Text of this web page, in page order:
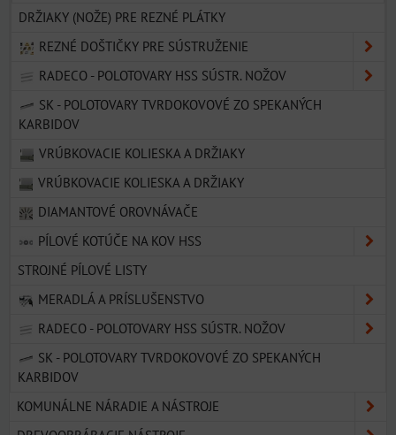
DRŽIAKY (NOŽE) PRE REZNÉ PLÁTKY
REZNÉ DOŠTIČKY PRE SÚSTRUŽENIE
RADECO - POLOTOVARY HSS SÚSTR. NOŽOV
SK - POLOTOVARY TVRDOKOVOVÉ ZO SPEKANÝCH
KARBIDOV
VRÚBKOVACIE KOLIESKA A DRŽIAKY
VRÚBKOVACIE KOLIESKA A DRŽIAKY
DIAMANTOVÉ OROVNÁVAČE
PÍLOVÉ KOTÚČE NA KOV HSS
STROJNÉ PÍLOVÉ LISTY
MERADLÁ A PRÍSLUŠENSTVO
RADECO - POLOTOVARY HSS SÚSTR. NOŽOV
SK - POLOTOVARY TVRDOKOVOVÉ ZO SPEKANÝCH
KARBIDOV
KOMUNÁLNE NÁRADIE A NÁSTROJE